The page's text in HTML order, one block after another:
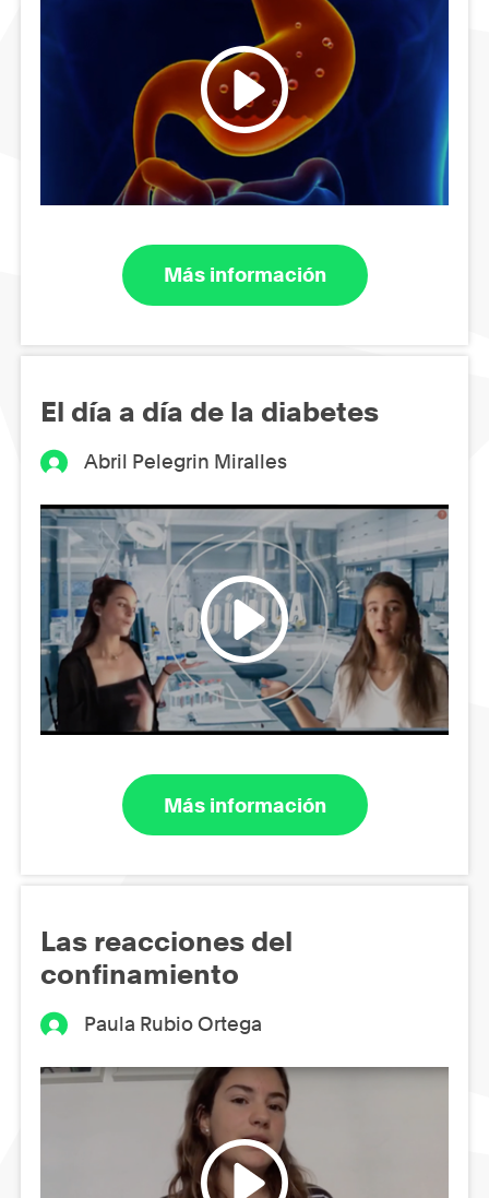
Más información
El día a día de la diabetes
Abril Pelegrin Miralles
Más información
Las reacciones del
confinamiento
Paula Rubio Ortega